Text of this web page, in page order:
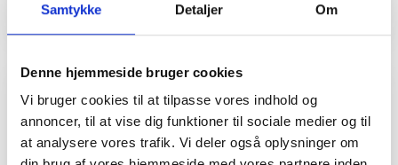
Samtykke Detaljer Om
Denne hjemmeside bruger cookies
Vi bruger cookies til at tilpasse vores indhold og
annoncer, til at vise dig funktioner til sociale medier og til
at analysere vores trafik. Vi deler også oplysninger om
3. oktober 2019